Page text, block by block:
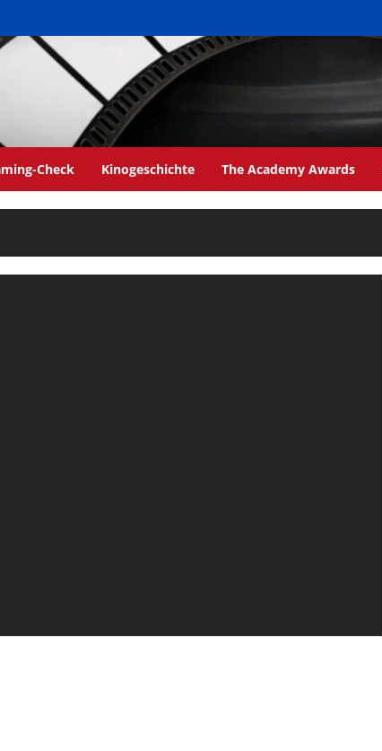
Check Kinogeschichte The Academy Awards